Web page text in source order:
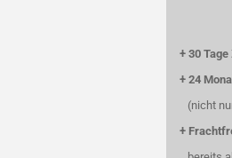
+ 30 Tage
+ 24
(nicht
+